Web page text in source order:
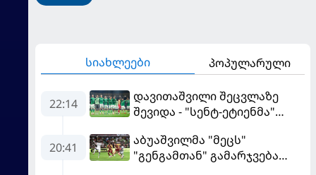
სიახლეები პოპულარული
22:14
დავითაშვილი შეცვლაზე
შევიდა - "სენტ-ეტიენმა"
20:41
აბუაშვილმა "მეცს"
"გენგამთან" გამარჯვება